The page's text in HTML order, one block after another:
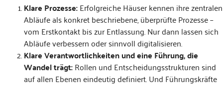
Klare Prozesse:Erfolgreiche Häuser kennen ihre zentralen
Abläufe als konkret beschriebene, überprüfte Prozesse –
vom Erstkontakt bis zur Entlassung. Nur dann lassen sich
Abläufe verbessern oder sinnvoll digitalisieren.
Klare Verantwortlichkeiten und eine Führung, die
Wandel trägt:Rollen und Entscheidungsstrukturen sind
auf allen Ebenen eindeutig definiert. Und Führungskräfte